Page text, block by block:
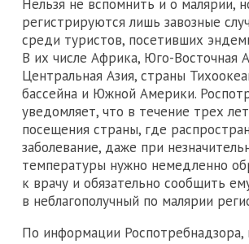
Нельзя не вспомнить и о малярии,
регистрируются лишь завозные
среди туристов, посетивших
В их числе Африка, Юго-Восточная
Центральная Азия, страны
бассейна и Южной Америки.
уведомляет, что в течение трех
посещения страны, где
заболевание, даже при
температуры нужно немедленно
к врачу и обязательно сообщить
в неблагополучный по малярии
По информации Роспотребнадзора,